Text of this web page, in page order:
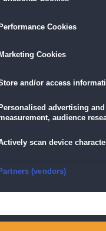
persönliche Meinung für
haben, spielten
: Jixo 5:
Performance Cookies
Marketing Cookies
and/or access
Personalised advertising
audience
scan device
security, prevent
(vendors)